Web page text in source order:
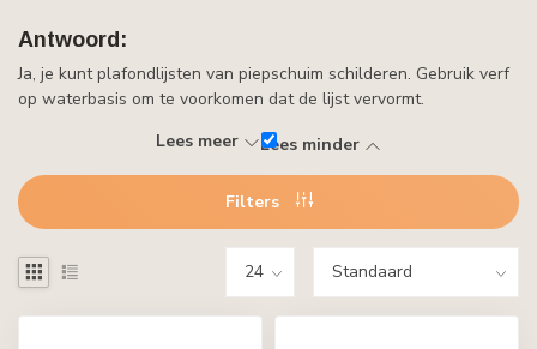
Antwoord:
Ja, je kunt plafondlijsten van piepschuim schilderen. Gebruik verf
op waterbasis om te voorkomen dat de lijst vervormt.
Lees meer
Lees minder
Filters